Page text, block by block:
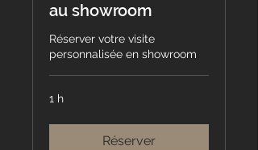
au showroom
Réserver votre visite
personnalisée en showroom
1 h
Réserver